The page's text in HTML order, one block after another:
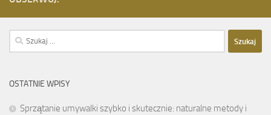
Szukaj:
OSTATNIE WPISY
Sprzątanie umywalki szybko i skutecznie: naturalne metody i